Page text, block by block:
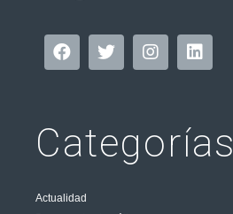
Categorías
Actualidad